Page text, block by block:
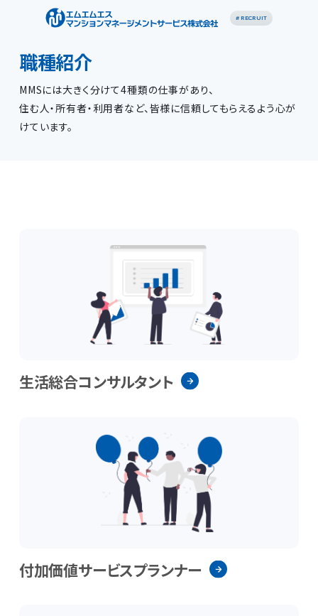
# RECRUIT
職種紹介
MMSには大きく分けて4種類の仕事があり、
住む人・所有者・利用者など、皆様に信頼してもらえるよう心が
けています。
生活総合コンサルタント
付加価値サービスプランナー